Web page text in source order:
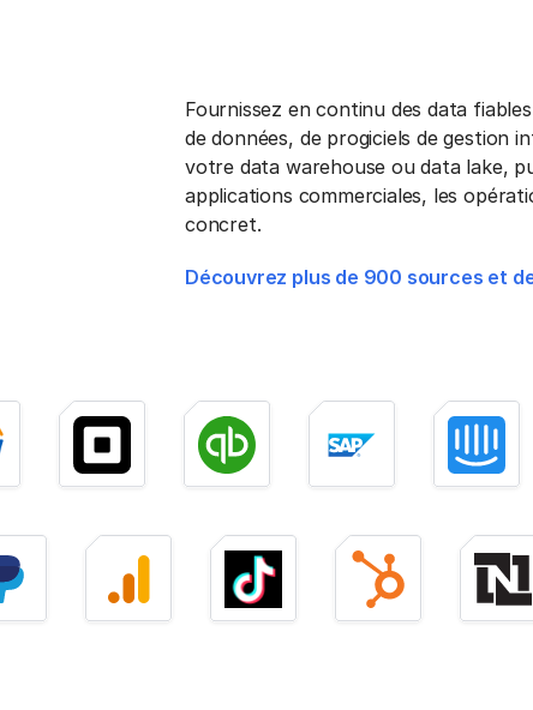
Fournissez en continu des data
de données, de progiciels de gestion
votre data warehouse ou data lake,
applications commerciales, les
concret.
Découvrez plus de 900 sources et